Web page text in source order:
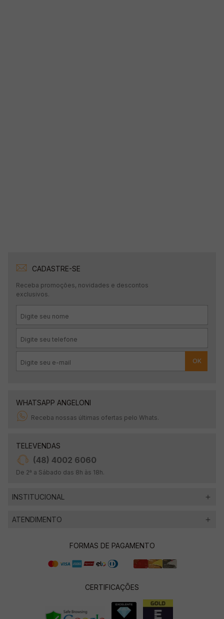
CADASTRE-SE
Receba promoções, novidades e descontos
exclusivos.
OK
WHATSAPP ANGELONI
Receba nossas últimas ofertas pelo Whats.
TELEVENDAS
(48) 4002 6060
De 2ª a Sábado das 8h às 18h.
INSTITUCIONAL
ATENDIMENTO
FORMAS DE PAGAMENTO
CERTIFICAÇÕES